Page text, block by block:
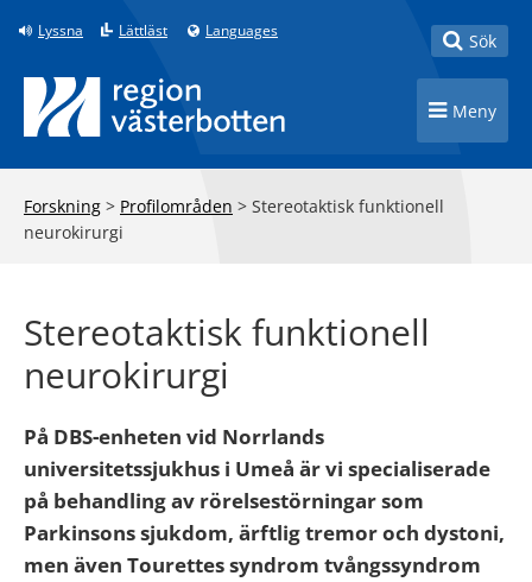
Till innehåll på sidan
Lyssna Lättläst Languages Toggle
Sök
Toggle
Meny
Forskning > Profilområden > Stereotaktisk funktionell
neurokirurgi
Stereotaktisk funktionell
neurokirurgi
På DBS-enheten vid Norrlands
universitetssjukhus i Umeå är vi specialiserade
på behandling av rörelsestörningar som
Parkinsons sjukdom, ärftlig tremor och dystoni,
men även Tourettes syndrom tvångssyndrom